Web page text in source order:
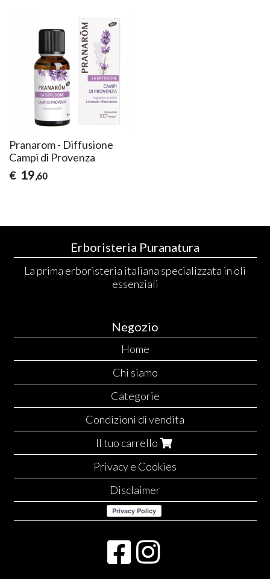
Pranarom - Diffusione
Campi di Provenza
€ 19,60
Erboristeria Puranatura
La prima erboristeria italiana specializzata in oli
essenziali
Negozio
Home
Chi siamo
Categorie
Condizioni di vendita
Il tuo carrello
Privacy e Cookies
Disclaimer